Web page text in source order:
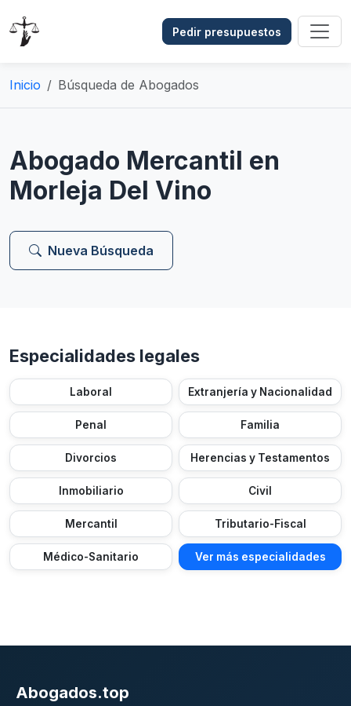
Pedir presupuestos
Inicio Búsqueda de Abogados
Abogado Mercantil en
Morleja Del Vino
Nueva Búsqueda
Especialidades legales
Laboral Extranjería y Nacionalidad
Penal Familia
Divorcios Herencias y Testamentos
Inmobiliario Civil
Mercantil Tributario-Fiscal
Médico-Sanitario Ver más especialidades
Abogados.top